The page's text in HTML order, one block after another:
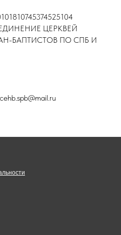
ЦЕРКВЕЙ
БАПТИСТОВ ПО СПБ И